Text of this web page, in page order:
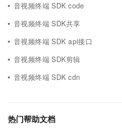
音视频终端 SDK code
音视频终端 SDK共享
音视频终端 SDK api接口
音视频终端 SDK剪辑
音视频终端 SDK cdn
热门帮助文档